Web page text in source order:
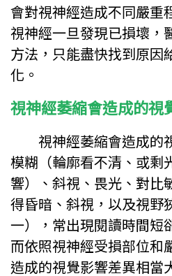
會對視神經造成不同嚴重
視神經一旦發現已損壞，
方法，只能盡快找到原因
化。
視神經萎縮會造成的視
視神經萎縮會造成的
模糊（輪廓看不清、或剩
響）、斜視、畏光、對比
得昏暗、斜視，以及視野
一），常出現閱讀時間短
而依照視神經受損部位和
造成的視覺影響差異相當